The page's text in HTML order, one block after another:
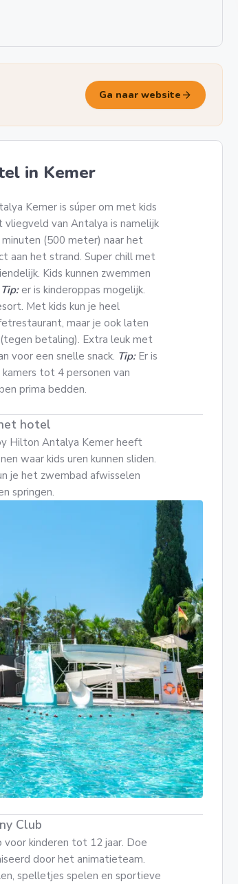
Ga naar website arrow_forward
in Kemer
Kemer is súper om met kids
van Antalya is namelijk
(500 meter) naar het
aan het strand. Super chill met
Kids kunnen zwemmen
Tip:er is kinderoppas mogelijk.
Met kids kun je heel
maar je ook laten
betaling). Extra leuk met
voor een snelle snack. Tip: Er is
tot 4 personen van
prima bedden.
hotel
Hilton Antalya Kemer heeft
waar kids uren kunnen sliden.
je het zwembad afwisselen
springen.
Club
voor kinderen tot 12 jaar. Doe
door het animatieteam.
spelletjes spelen en sportieve